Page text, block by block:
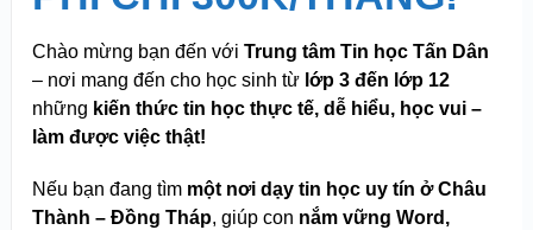
Chào mừng bạn đến với Trung tâm Tin học Tấn Dân
– nơi mang đến cho học sinh từ lớp 3 đến lớp 12
những kiến thức tin học thực tế, dễ hiểu, học vui –
làm được việc thật!
Nếu bạn đang tìm một nơi dạy tin học uy tín ở Châu
Thành – Đồng Tháp, giúp con nắm vững Word,